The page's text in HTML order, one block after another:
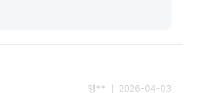
맹** ｜ 2026-04-03